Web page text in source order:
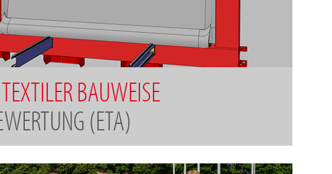
BAUWEISE
(ETA)